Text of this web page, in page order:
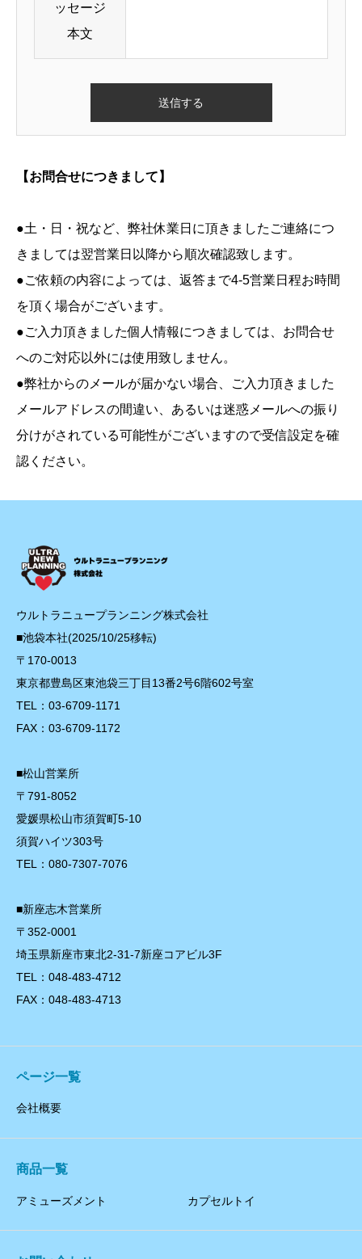
ッセージ
本文
【お問合せにつきまして】
●土・日・祝など、弊社休業日に頂きましたご連絡につ
きましては翌営業日以降から順次確認致します。​
●ご依頼の内容によっては、返答まで4-5営業日程お時間
を頂く場合がございます。
●ご入力頂きました個人情報につきましては、お問合せ
へのご対応以外には使用致しません。
●弊社からのメールが届かない場合、ご入力頂きました
メールアドレスの間違い、あるいは迷惑メールへの振り
分けがされている可能性がございますので受信設定を確
認ください。
ウルトラニュープランニング株式会社
■池袋本社(2025/10/25移転)
〒170-0013
東京都豊島区東池袋三丁目13番2号6階602号室
TEL：03-6709-1171
FAX：03-6709-1172
■松山営業所
〒791-8052
愛媛県松山市須賀町5-10
須賀ハイツ303号
TEL：080-7307-7076
■新座志木営業所
〒352-0001
埼玉県新座市東北2-31-7新座コアビル3F
TEL：048-483-4712
FAX：048-483-4713
ページ一覧
会社概要
商品一覧
アミューズメント カプセルトイ